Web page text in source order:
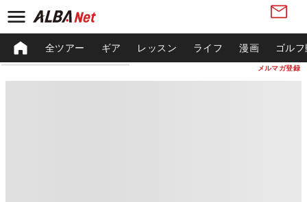
メルマガ登録
全ツアー ギア レッスン ライフ 漫画 ゴル